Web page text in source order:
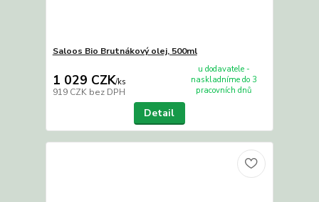
Saloos Bio Brutnákový olej, 500ml
1 029 CZK/ks
919 CZK bez DPH
u dodavatele -
naskladníme do 3
pracovních dnů
Detail